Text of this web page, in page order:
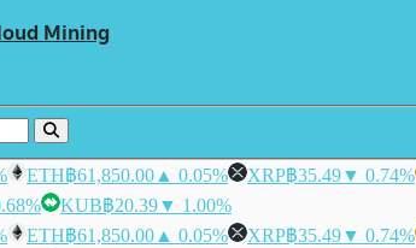
Mining
ETH฿61,850.00 ▲ 0.05% XRP฿35.49▼ 0.74%
KUB฿20.39▼ 1.00%
ETH฿61,850.00 ▲ 0.05% XRP฿35.49▼ 0.74%